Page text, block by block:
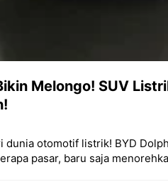
Melongo! SUV
dunia otomotif listrik! BYD
pasar, baru saja